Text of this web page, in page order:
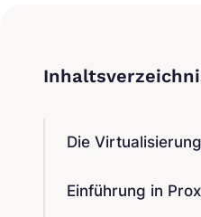
Die
Einführung in